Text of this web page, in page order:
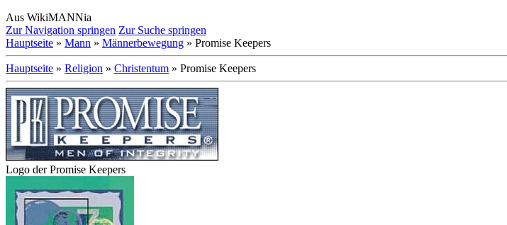
Aus WikiMANNia
Zur Navigation springen Zur Suche springen
Hauptseite » Mann » Männerbewegung » Promise Keepers
Hauptseite » Religion » Christentum » Promise Keepers
Logo der Promise Keepers